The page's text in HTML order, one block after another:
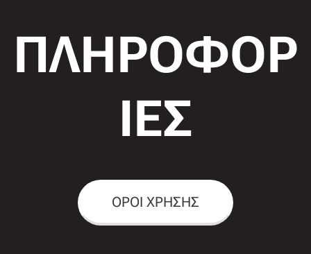
ΠΛΗΡΟΦΟΡ
ΙΕΣ
ΟΡΟΙ ΧΡΗΣΗΣ